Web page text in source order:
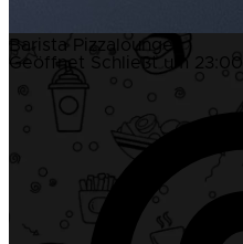
Barista Pizzalounge
Geöffnet Schließt um 23:00